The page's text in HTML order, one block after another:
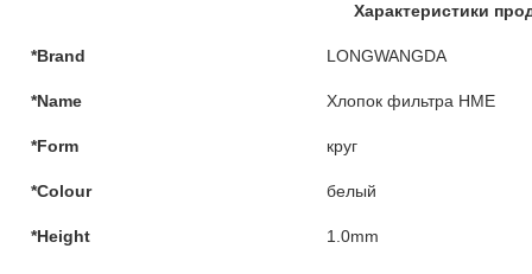
Характеристики
*Brand LONGWANGDA
*Name Хлопок фильтра HME
*Form круг
*Colour белый
*Height 1.0mm